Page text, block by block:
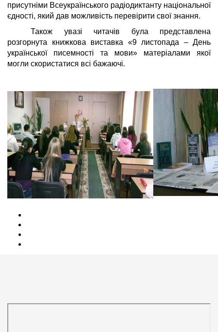
присутніми Всеукраїнського радіодиктанту національної
єдності, який дав можливість перевірити свої знання.
Також увазі читачів була представлена
розгорнута книжкова виставка «9 листопада – День
української писемності та мови» матеріалами якої
могли скористатися всі бажаючі.